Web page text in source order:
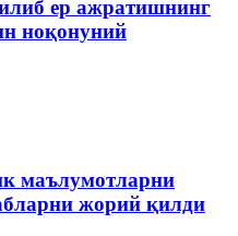
ер ажратишнинг
ноқонуний
маълумотларни
жорий қилди